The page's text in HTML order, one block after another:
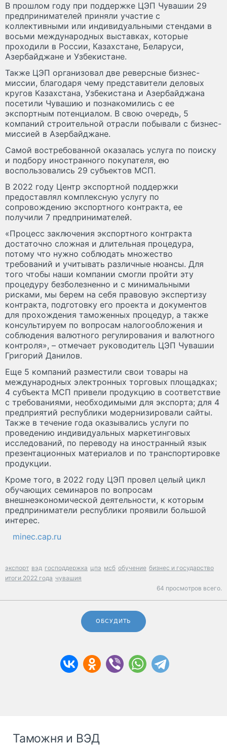
В прошлом году при поддержке ЦЭП Чувашии 29
предпринимателей приняли участие с
коллективными или индивидуальными стендами в
восьми международных выставках, которые
проходили в России, Казахстане, Беларуси,
Азербайджане и Узбекистане.
Также ЦЭП организовал две реверсные бизнес-
миссии, благодаря чему представители деловых
кругов Казахстана, Узбекистана и Азербайджана
посетили Чувашию и познакомились с ее
экспортным потенциалом. В свою очередь, 5
компаний строительной отрасли побывали с бизнес-
миссией в Азербайджане.
Самой востребованной оказалась услуга по поиску
и подбору иностранного покупателя, ею
воспользовались 29 субъектов МСП.
В 2022 году Центр экспортной поддержки
предоставлял комплексную услугу по
сопровождению экспортного контракта, ее
получили 7 предпринимателей.
«Процесс заключения экспортного контракта
достаточно сложная и длительная процедура,
потому что нужно соблюдать множество
требований и учитывать различные нюансы. Для
того чтобы наши компании смогли пройти эту
процедуру безболезненно и с минимальными
рисками, мы берем на себя правовую экспертизу
контракта, подготовку его проекта и документов
для прохождения таможенных процедур, а также
консультируем по вопросам налогообложения и
соблюдения валютного регулирования и валютного
контроля», – отмечает руководитель ЦЭП Чувашии
Григорий Данилов.
Еще 5 компаний разместили свои товары на
международных электронных торговых площадках;
4 субъекта МСП привели продукцию в соответствие
с требованиями, необходимыми для экспорта; для 4
предприятий республики модернизировали сайты.
Также в течение года оказывались услуги по
проведению индивидуальных маркетинговых
исследований, по переводу на иностранный язык
презентационных материалов и по транспортировке
продукции.
Кроме того, в 2022 году ЦЭП провел целый цикл
обучающих семинаров по вопросам
внешнеэкономической деятельности, к которым
предприниматели республики проявили большой
интерес.
minec.cap.ru
экспорт вэд господдержка цпэ мсб обучение бизнес и государство
итоги 2022 года чувашия
64 просмотров всего.
ОБСУДИТЬ
Таможня и ВЭД